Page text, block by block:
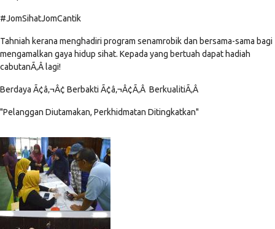
#JomSihatJomCantik
Tahniah kerana menghadiri program senamrobik dan bersama-sama bagi
mengamalkan gaya hidup sihat. Kepada yang bertuah dapat hadiah
cabutanÃ‚Â lagi!
Berdaya Ã¢â‚¬Â¢ Berbakti Ã¢â‚¬Â¢Ã‚Â BerkualitiÃ‚Â
"Pelanggan Diutamakan, Perkhidmatan Ditingkatkan"